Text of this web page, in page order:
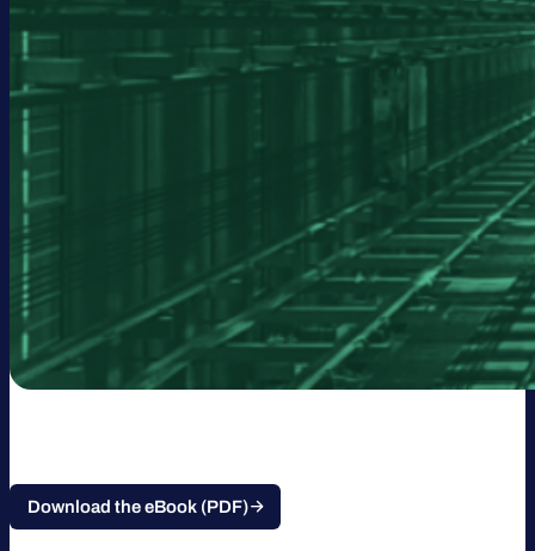
Download the eBook (PDF)